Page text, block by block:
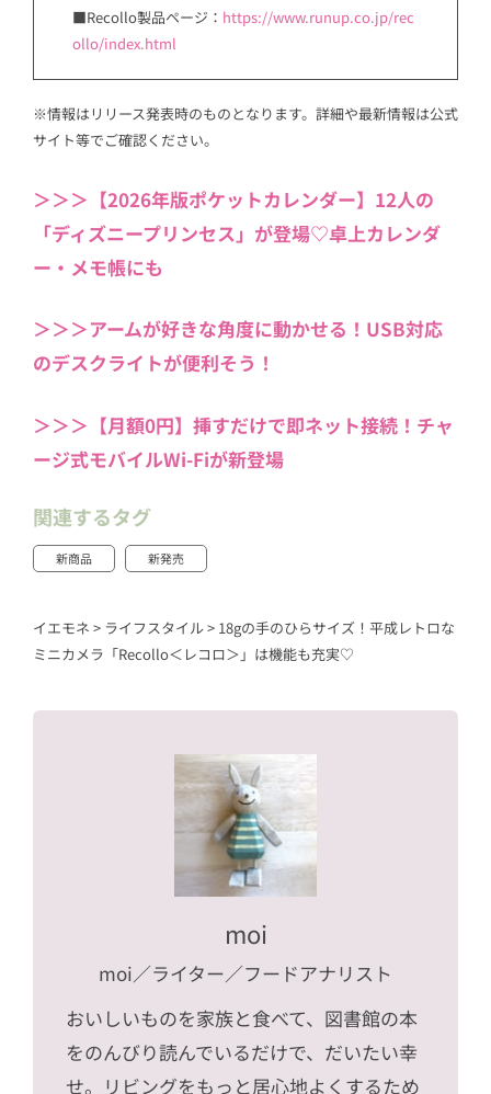
■Recollo製品ページ： https://www.runup.co.jp/rec
ollo/index.html
※情報はリリース発表時のものとなります。詳細や最新情報は公式
サイト等でご確認ください。
＞＞＞【2026年版ポケットカレンダー】12人の
「ディズニープリンセス」が登場♡卓上カレンダ
ー・メモ帳にも
＞＞＞アームが好きな角度に動かせる！USB対応
のデスクライトが便利そう！
＞＞＞【月額0円】挿すだけで即ネット接続！チャ
ージ式モバイルWi-Fiが新登場
関連するタグ
新商品 新発売
イエモネ > ライフスタイル> 18gの手のひらサイズ！平成レトロな
ミニカメラ「Recollo＜レコロ＞」は機能も充実♡
moi
moi／ライター／フードアナリスト
おいしいものを家族と食べて、図書館の本
をのんびり読んでいるだけで、だいたい幸
せ。リビングをもっと居心地よくするため